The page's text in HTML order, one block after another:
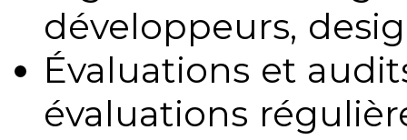
développeurs,
Évaluations et
évaluations